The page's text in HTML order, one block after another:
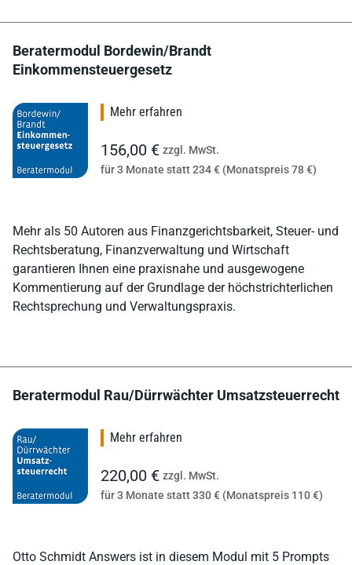
Beratermodul Bordewin/Brandt
Einkommensteuergesetz
Mehr als 50 Autoren aus Finanzgerichtsbarkeit, Steuer- und
Rechtsberatung, Finanzverwaltung und Wirtschaft
garantieren Ihnen eine praxisnahe und ausgewogene
Kommentierung auf der Grundlage der höchstrichterlichen
Rechtsprechung und Verwaltungspraxis.
Mehr erfahren
156,00 € zzgl. MwSt.
für 3 Monate statt 234 € (Monatspreis 78 €)
Beratermodul Rau/Dürrwächter Umsatzsteuerrecht
Otto Schmidt Answers ist in diesem Modul mit 5 Prompts
Mehr erfahren
220,00 € zzgl. MwSt.
für 3 Monate statt 330 € (Monatspreis 110 €)